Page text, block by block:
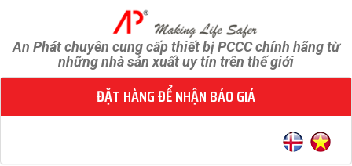
An Phát chuyên cung cấp thiết bị PCCC chính hãng từ
những nhà sản xuất uy tín trên thế giới
ĐẶT HÀNG ĐỂ NHẬN BÁO GIÁ